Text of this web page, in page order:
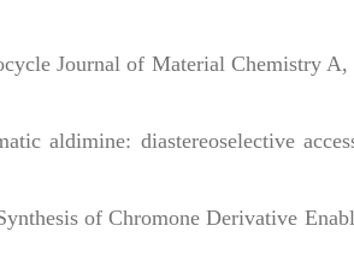
Journal of Material Chemistry A,
aldimine: diastereoselective
of Chromone Derivative